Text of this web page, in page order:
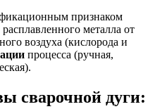
признаком
металла от
воздуха (кислорода и
процесса (ручная,
сварочной дуги: